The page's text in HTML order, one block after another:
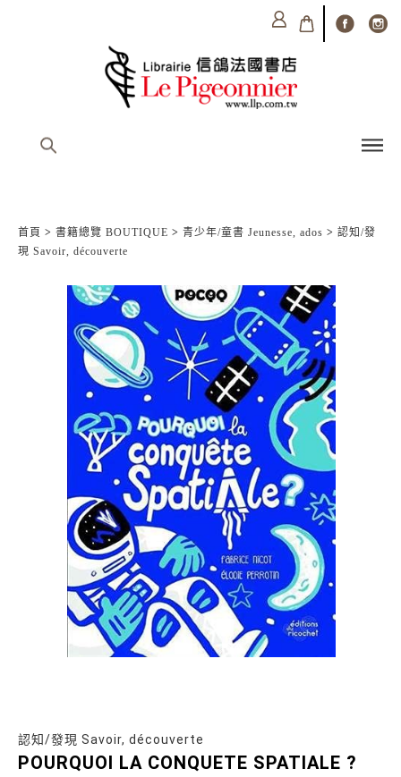
首頁 > 書籍總覽 BOUTIQUE > 青少年/童書 Jeunesse, ados > 認知/發
現 Savoir, découverte
認知/發現 Savoir, découverte
POURQUOI LA CONQUETE SPATIALE ?